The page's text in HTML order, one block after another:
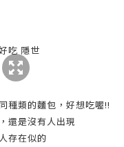
種類的麵包，好想吃喔!!
還是沒有人出現
存在似的